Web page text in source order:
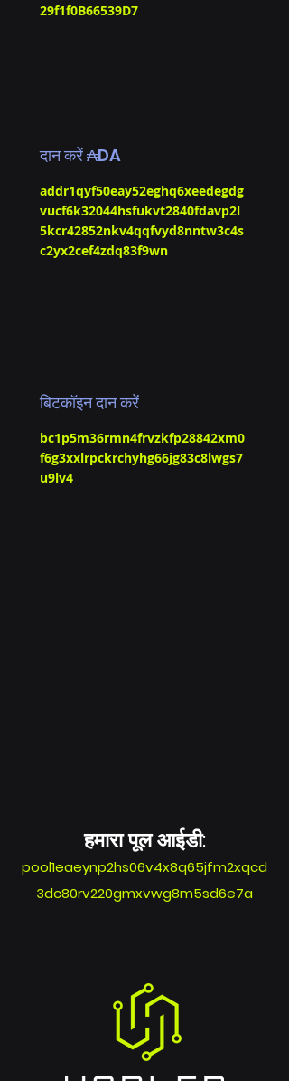
29f1f0B66539D7
दान करें ₳DA
addr1qyf50eay52eghq6xeedegdg
vucf6k32044hsfukvt2840fdavp2l
5kcr42852nkv4qqfvyd8nntw3c4s
c2yx2cef4zdq83f9wn
बिटकॉइन दान करें
bc1p5m36rmn4frvzkfp28842xm0
f6g3xxlrpckrchyhg66jg83c8lwgs7
u9lv4
हमारा पूल आईडी:
pool1eaeynp2hs06v4x8q65jfm2xqcd
3dc80rv220gmxvwg8m5sd6e7a